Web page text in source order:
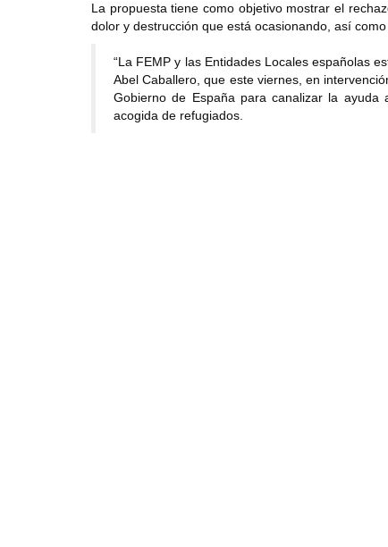
La propuesta tiene como objetivo mostrar el
dolor y destrucción que está ocasionando, así
“La FEMP y las Entidades Locales españolas
Abel Caballero, que este viernes, en
Gobierno de España para canalizar la
acogida de refugiados.